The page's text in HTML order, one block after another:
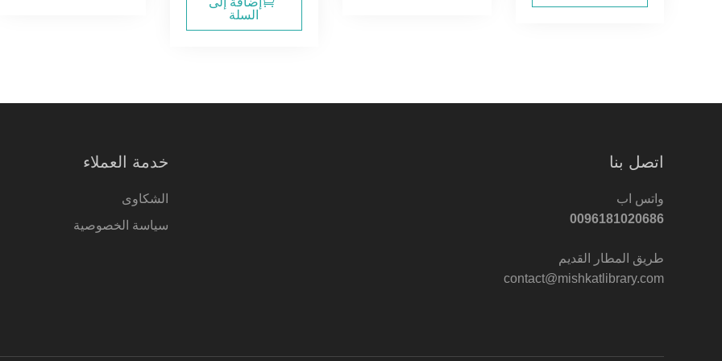
السلة
اتصل بنا
واتس اب
0096181020686
طريق المطار القديم
contact@mishkatlibrary.com
خدمة العملاء
الشكاوى
سياسة الخصوصية